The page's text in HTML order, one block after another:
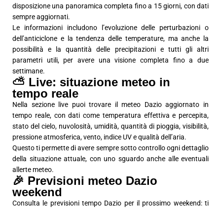
disposizione una panoramica completa fino a 15 giorni, con dati
sempre aggiornati.
Le informazioni includono l’evoluzione delle perturbazioni o
dell’anticiclone e la tendenza delle temperature, ma anche la
possibilità e la quantità delle precipitazioni e tutti gli altri
parametri utili, per avere una visione completa fino a due
settimane.
⛅ Live: situazione meteo in
tempo reale
Nella sezione live puoi trovare il meteo Dazio aggiornato in
tempo reale, con dati come temperatura effettiva e percepita,
stato del cielo, nuvolosità, umidità, quantità di pioggia, visibilità,
pressione atmosferica, vento, indice UV e qualità dell’aria.
Questo ti permette di avere sempre sotto controllo ogni dettaglio
della situazione attuale, con uno sguardo anche alle eventuali
allerte meteo.
🎉 Previsioni meteo Dazio
weekend
Consulta le previsioni tempo Dazio per il prossimo weekend: ti